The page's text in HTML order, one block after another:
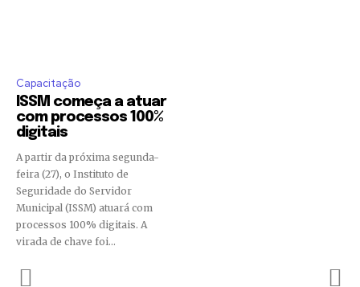
Capacitação
ISSM começa a atuar
com processos 100%
digitais
A partir da próxima segunda-
feira (27), o Instituto de
Seguridade do Servidor
Municipal (ISSM) atuará com
processos 100% digitais. A
virada de chave foi...